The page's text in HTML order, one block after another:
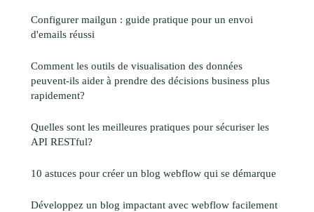
Configurer mailgun : guide pratique pour un envoi
d'emails réussi
Comment les outils de visualisation des données
peuvent-ils aider à prendre des décisions business plus
rapidement?
Quelles sont les meilleures pratiques pour sécuriser les
API RESTful?
10 astuces pour créer un blog webflow qui se démarque
Développez un blog impactant avec webflow facilement